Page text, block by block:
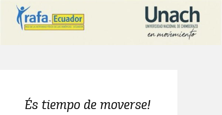
És tiempo de moverse!